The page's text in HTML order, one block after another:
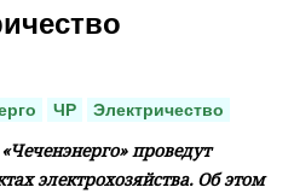
ЧР Электричество
проведут
электрохозяйства. Об этом